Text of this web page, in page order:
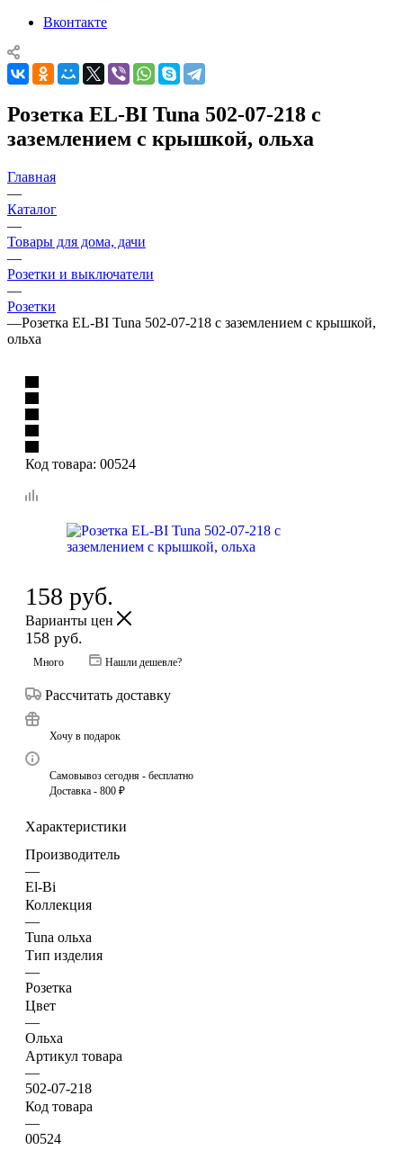
Вконтакте
Розетка EL-BI Tuna 502-07-218 с
заземлением с крышкой, ольха
Главная
—
Каталог
—
Товары для дома, дачи
—
Розетки и выключатели
—
Розетки
—Розетка EL-BI Tuna 502-07-218 с заземлением с крышкой,
ольха
Код товара: 00524
158 руб.
Варианты цен
158 руб.
Много Нашли дешевле?
Рассчитать доставку
Хочу в подарок
Самовывоз сегодня - бесплатно
Доставка - 800 ₽
Характеристики
Производитель
—
El-Bi
Коллекция
—
Tuna ольха
Тип изделия
—
Розетка
Цвет
—
Ольха
Артикул товара
—
502-07-218
Код товара
—
00524